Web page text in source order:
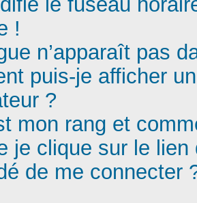
!
n’apparaît pas
puis-je afficher
?
mon rang et
je clique sur le lien
de me connecter